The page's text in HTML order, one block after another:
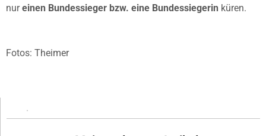
nureinen Bundessieger bzw. eine Bundessiegerin küren.
Fotos: Theimer